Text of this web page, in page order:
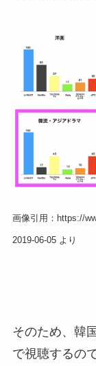
画像引用：https://
2019-06-05 より
そのため、韓
で視聴するの